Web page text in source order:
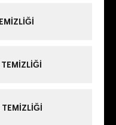
TEMIZLIĞI